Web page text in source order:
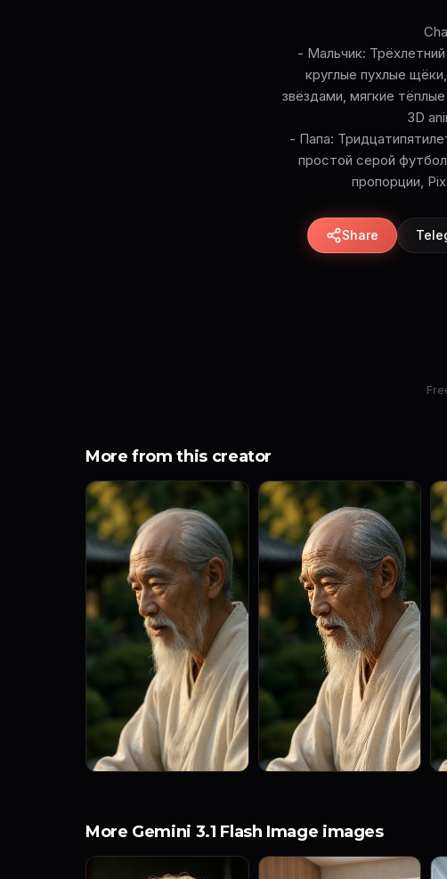
- Мальчик:
круглые пухлые
звёздами, мягкие
3D
- Папа:
простой серой
пропорции,
Share
More from this creator
More Gemini 3.1 Flash Image images